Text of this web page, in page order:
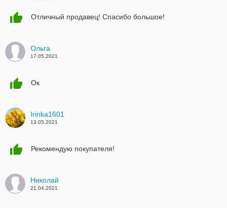
Отличный продавец! Спасибо большое!
Ольга
17.05.2021
Ок
Irinka1601
13.05.2021
Рекомендую покупателя!
Николай
21.04.2021